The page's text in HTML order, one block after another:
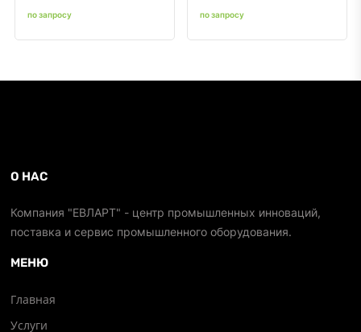
по запросу по запросу
О НАС
Компания "ЕВЛАРТ" - центр промышленных инноваций,
поставка и сервис промышленного оборудования.
МЕНЮ
Главная
Услуги